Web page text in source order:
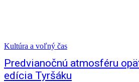
Kultúra a voľný čas
Predvianočnú atmosféru
edícia Tyršáku